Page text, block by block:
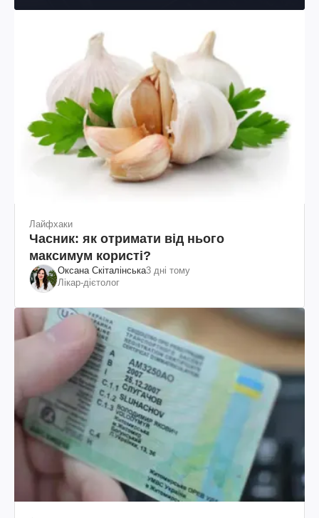
Лайфхаки
Часник: як отримати від нього
максимум користі?
Оксана Скіталінська3 дні тому
Лікар-дієтолог